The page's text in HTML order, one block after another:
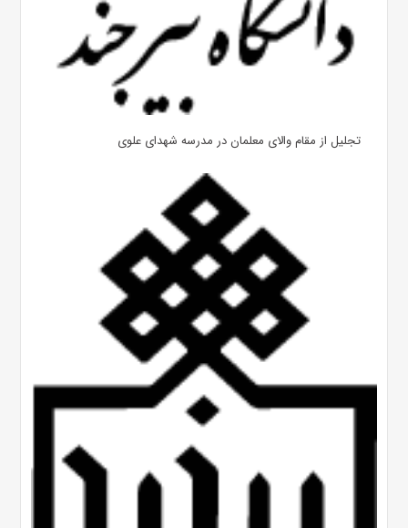
تجلیل از مقام والای معلمان در مدرسه شهدای علوی